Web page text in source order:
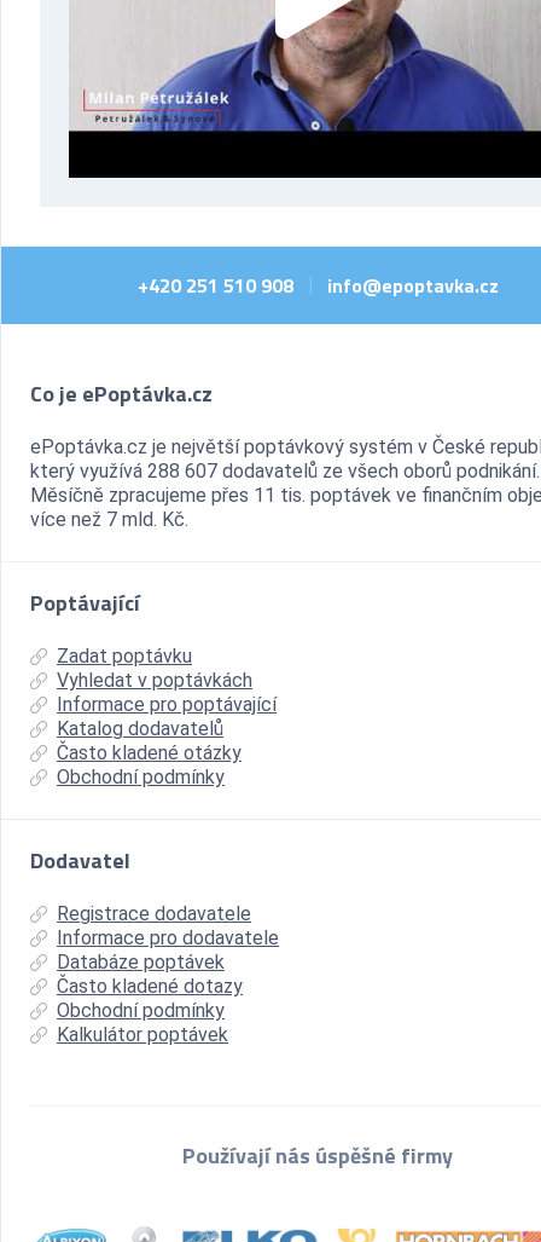
+420 251 510 908 info@epoptavka.cz
Co je ePoptávka.cz
ePoptávka.cz je největší poptávkový systém v České
který využívá 288 607 dodavatelů ze všech oborů podnikání.
Měsíčně zpracujeme přes 11 tis. poptávek ve finančním
více než 7 mld. Kč.
Poptávající
Zadat poptávku
Vyhledat v poptávkách
Informace pro poptávající
Katalog dodavatelů
Často kladené otázky
Obchodní podmínky
Dodavatel
Registrace dodavatele
Informace pro dodavatele
Databáze poptávek
Často kladené dotazy
Obchodní podmínky
Kalkulátor poptávek
Používají nás úspěšné firmy